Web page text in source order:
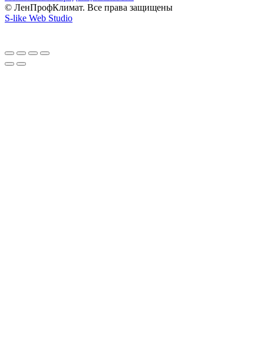
© ЛенПрофКлимат. Все права защищены
S-like Web Studio